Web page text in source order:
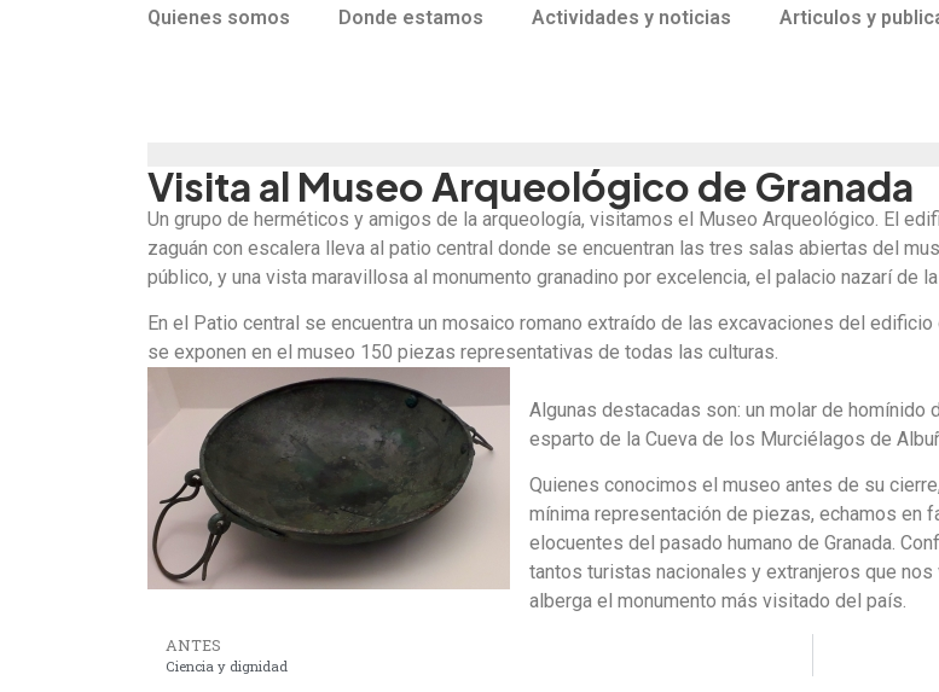
Quienes somos Donde estamos Actividades y noticias Articulos y
Visita al Museo Arqueológico de Granada
Un grupo de herméticos y amigos de la arqueología, visitamos el Museo Arqueológico. El
zaguán con escalera lleva al patio central donde se encuentran las tres salas abiertas del
público, y una vista maravillosa al monumento granadino por excelencia, el palacio nazarí de la
En el Patio central se encuentra un mosaico romano extraído de las excavaciones del
se exponen en el museo 150 piezas representativas de todas las culturas.
Algunas destacadas son: un molar de homínido
esparto de la Cueva de los Murciélagos de
Quienes conocimos el museo antes de su
mínima representación de piezas, echamos en
elocuentes del pasado humano de Granada.
tantos turistas nacionales y extranjeros que
alberga el monumento más visitado del país.
ANTES
Ciencia y dignidad